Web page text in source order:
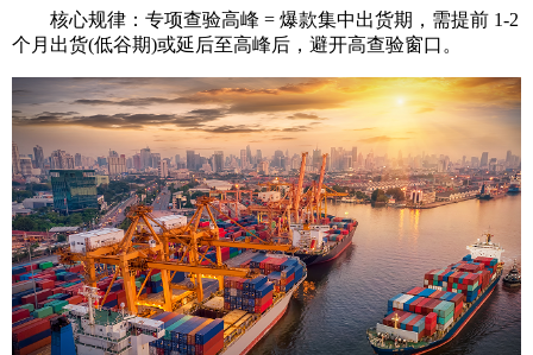
核心规律：专项查验高峰 = 爆款集中出货期，需提前 1-2
个月出货(低谷期)或延后至高峰后，避开高查验窗口。